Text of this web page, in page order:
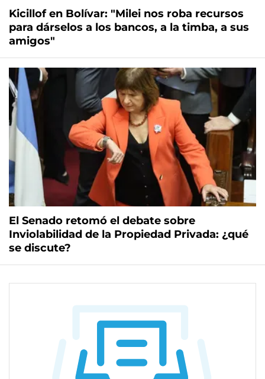
Kicillof en Bolívar: "Milei nos roba recursos
para dárselos a los bancos, a la timba, a sus
amigos"
El Senado retomó el debate sobre
Inviolabilidad de la Propiedad Privada: ¿qué
se discute?